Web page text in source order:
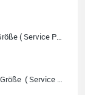
Kinder Konzertgitarren Gewa 3/4 Größe ( Service Preis inkl. Werkstatt Service )
Konzertgitarre Gewa schwarz 4/4 Größe ( Service Preis inkl. Werkstatt Service )